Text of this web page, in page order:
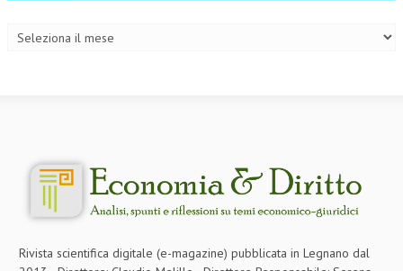
Rivista scientifica digitale (e-magazine) pubblicata in Legnano dal